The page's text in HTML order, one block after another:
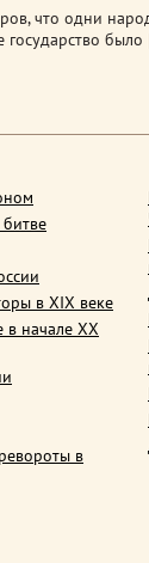
что одни
государство было
в XIX веке
в начале ХХ
в